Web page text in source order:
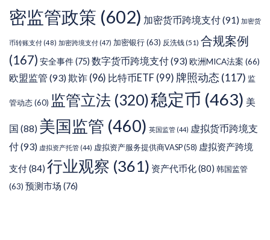
密监管政策 (602) 加密货币跨境支付(91) 加密货
币转账支付 (48) 加密跨境支付 (47) 加密银行(63) 反洗钱(51) 合规案例
(167) 安全事件(75) 数字货币跨境支付(93)欧洲MICA法案 (66)
欧盟监管 (93)欺诈 (96) 比特币ETF (99) 牌照动态 (117) 监
管动态(60) 监管立法 (320)稳定币 (463) 美
国 (88) 美国监管 (460) 英国监管 (44) 虚拟货币跨境支
付(93) 虚拟资产托管 (44) 虚拟资产服务提供商VASP(58) 虚拟资产跨境
支付(84) 行业观察 (361) 资产代币化(80) 韩国监管
(63) 预测市场 (76)